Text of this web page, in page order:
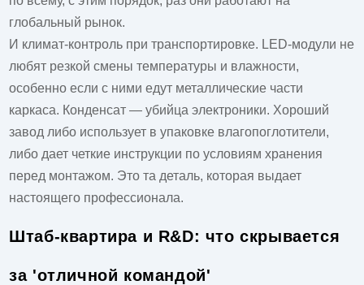
глобальный рынок.
И климат-контроль при транспортировке. LED-модули не
любят резкой смены температуры и влажности,
особенно если с ними едут металлические части
каркаса. Конденсат — убийца электроники. Хороший
завод либо использует в упаковке влагопоглотители,
либо дает четкие инструкции по условиям хранения
перед монтажом. Это та деталь, которая выдает
настоящего профессионала.
Штаб-квартира и R&D: что скрывается
за 'отличной командой'